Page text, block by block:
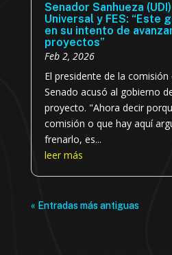
Senador Sanhueza
Universal y FES: “Este
en su intento de
proyectos”
Feb 2, 2026
El presidente de la comisión
Senado acusó al gobierno
proyecto. "Ahora decir
comisión o que hay aquí
frenarlo, es...
leer más
« Entradas más antiguas